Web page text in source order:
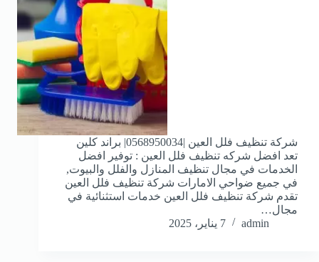
شركة تنظيف فلل العين |0568950034| براند كلين
تعد افضل شركه تنظيف فلل العين : توفير افضل
الخدمات في مجال تنظيف المنازل والفلل والبيوت,
في جميع ضواحي الامارات شركة تنظيف فلل العين
تقدم شركة تنظيف فلل العين خدمات استثنائية في
مجال…
admin
7 يناير، 2025